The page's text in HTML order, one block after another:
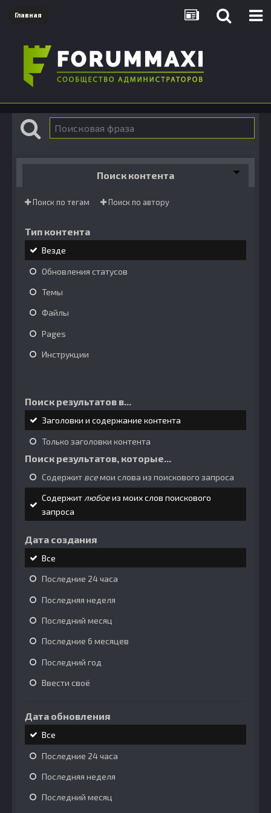
Главная
Поиск контента
Поиск по тегам Поиск по автору
Тип контента
Везде
Обновления статусов
Темы
Файлы
Pages
Инструкции
Поиск результатов в...
Заголовки и содержание контента
Только заголовки контента
Поиск результатов, которые...
Содержит всемои слова из поискового запроса
Содержитлюбоеиз моих слов поискового
запроса
Дата создания
Все
Последние 24 часа
Последняя неделя
Последний месяц
Последние 6 месяцев
Последний год
Ввести своё
Дата обновления
Все
Последние 24 часа
Последняя неделя
Последний месяц